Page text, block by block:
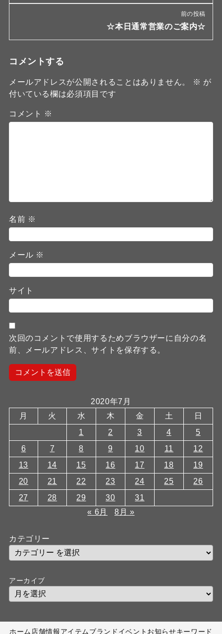
前の投稿
☆本日通常営業のご案内☆
コメントする
メールアドレスが公開されることはありません。 ※ が
付いている欄は必須項目です
コメント ※
名前 ※
メール ※
サイト
次回のコメントで使用するためブラウザーに自分の名
前、メールアドレス、サイトを保存する。
2020年7月
月
火 水 木 金 土
日
1
2 3 4
5
6
7 8 9 10 11
12
13
14 15 16 17 18
19
20
21 22 23 24 25
26
27
28 29 30
31
« 6月
8月 »
カテゴリー
アーカイブ
ホーム店舗情報アイテムブランド イベント お知らせキーワード